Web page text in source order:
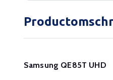
Samsung QE85T UHD